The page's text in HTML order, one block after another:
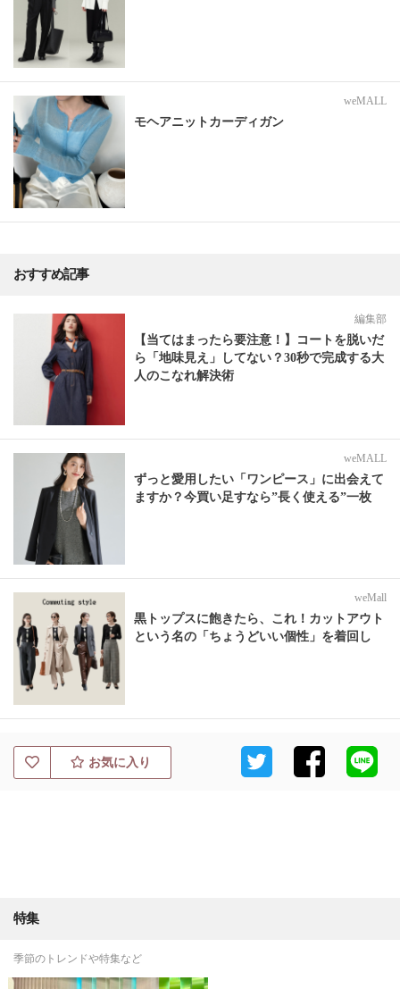
weMALL
モヘアニットカーディガン
おすすめ記事
編集部
【当てはまったら要注意！】コートを脱いだ
ら「地味見え」してない？30秒で完成する大
人のこなれ解決術
weMALL
ずっと愛用したい「ワンピース」に出会えて
ますか？今買い足すなら”長く使える”一枚
weMall
黒トップスに飽きたら、これ！カットアウト
という名の「ちょうどいい個性」を着回し
お気に入り
特集
季節のトレンドや特集など